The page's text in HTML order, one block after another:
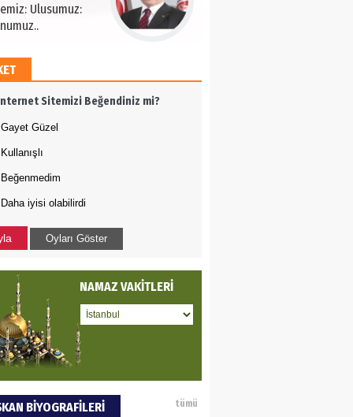
Ulusumuz:
12 Eylül..
TAŞDEMİR
- Sağlık turizminde
başarı…
BULUZ
tarımla para
ile neyi
SOYSAL
Sitemizi Beğendiniz mi?
Gayet Güzel
Kullanışlı
Beğenmedim
Daha iyisi olabilirdi
Oyları Göster
NAMAZ VAKİTLERİ
BİYOGRAFİLERİ tümü